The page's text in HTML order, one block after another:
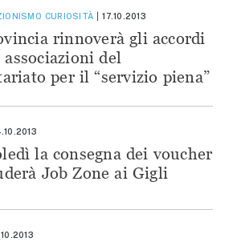
CURIOSITÀ 17.10.2013
rinnoverà gli accordi
del
per il “servizio piena”
la consegna dei voucher
Job Zone ai Gigli